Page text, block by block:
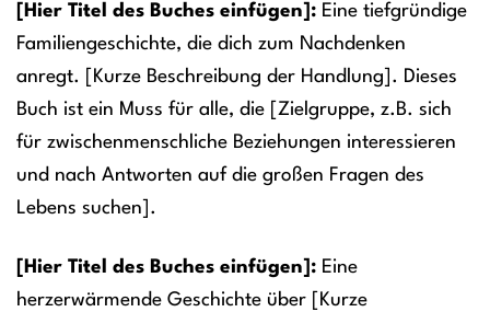
[Hier Titel des Buches einfügen]: Eine tiefgründige
Familiengeschichte, die dich zum Nachdenken
anregt. [Kurze Beschreibung der Handlung]. Dieses
Buch ist ein Muss für alle, die [Zielgruppe, z.B. sich
für zwischenmenschliche Beziehungen interessieren
und nach Antworten auf die großen Fragen des
Lebens suchen].
[Hier Titel des Buches einfügen]: Eine
herzerwärmende Geschichte über [Kurze